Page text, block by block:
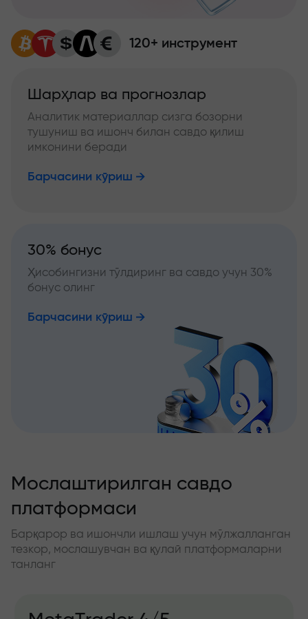
120+ инструмент
Шарҳлар ва прогнозлар
Аналитик материаллар сизга бозорни
тушуниш ва ишонч билан савдо қилиш
имконини беради
Барчасини кўриш
30% бонус
Ҳисобингизни тўлдиринг ва савдо учун 30%
бонус олинг
Барчасини кўриш
Мослаштирилган савдо
платформаси
Барқарор ва ишончли ишлаш учун мўлжалланган
тезкор, мослашувчан ва қулай платформаларни
танланг